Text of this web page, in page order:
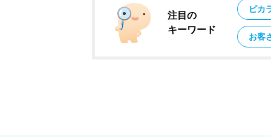
注目の
キーワード
ピカ
お客